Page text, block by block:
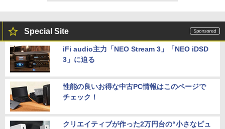
Special Site
iFi audio主力「NEO Stream 3」「NEO iDSD
3」に迫る
性能の良いお得な中古PC情報はこのページで
チェック！
クリエイティブが作った2万円台の“小さなピュ